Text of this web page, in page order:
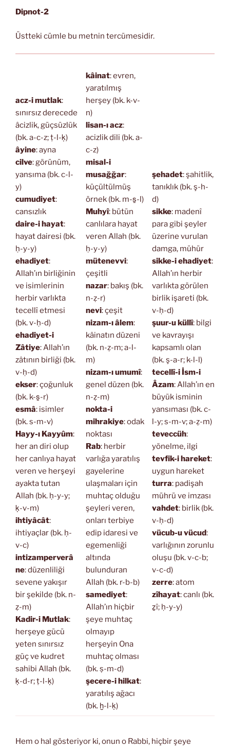
Dipnot-2
Üstteki cümle bu metnin tercümesidir.
acz-i mutlak:
sınırsız derecede
âcizlik, güçsüzlük
(bk. a-c-z; ṭ-l-ḳ)
âyine: ayna
cilve: görünüm,
yansıma (bk. c-l-
y)
cumudiyet:
cansızlık
daire-i hayat:
hayat dairesi (bk.
ḥ-y-y)
ehadiyet:
Allah’ın birliğinin
ve isimlerinin
herbir varlıkta
tecellî etmesi
(bk. v-ḥ-d)
ehadiyet-i
Zâtiye: Allah’ın
zâtının birliği (bk.
v-ḥ-d)
ekser: çoğunluk
(bk. k-s̱-r)
esmâ: isimler
(bk. s-m-v)
Hayy-ı Kayyûm:
her an diri olup
her canlıya hayat
veren ve herşeyi
ayakta tutan
Allah (bk. ḥ-y-y;
ḳ-v-m)
ihtiyâcât:
ihtiyaçlar (bk. ḥ-
v-c)
intizamperverâ
ne: düzenliliği
sevene yakışır
bir şekilde (bk. n-
ẓ-m)
Kadir-i Mutlak:
herşeye gücü
yeten sınırsız
güç ve kudret
sahibi Allah (bk.
ḳ-d-r; ṭ-l-ḳ)
kâinat: evren,
yaratılmış
herşey (bk. k-v-
n)
lisan-ı acz:
acizlik dili (bk. a-
c-z)
misal-i
musağğar:
küçültülmüş
örnek (bk. m-s̱-l)
Muhyî: bütün
canlılara hayat
veren Allah (bk.
ḥ-y-y)
mütenevvi:
çeşitli
nazar: bakış (bk.
n-ẓ-r)
nevi: çeşit
nizam-ı âlem:
kâinatın düzeni
(bk. n-ẓ-m; a-l-
m)
nizam-ı umumî:
genel düzen (bk.
n-ẓ-m)
nokta-i
mihrakiye: odak
noktası
Rab: herbir
varlığa yaratılış
gayelerine
ulaşmaları için
muhtaç olduğu
şeyleri veren,
onları terbiye
edip idaresi ve
egemenliği
altında
bulunduran
Allah (bk. r-b-b)
samediyet:
Allah’ın hiçbir
şeye muhtaç
olmayıp
herşeyin Ona
muhtaç olması
(bk. ṣ-m-d)
şecere-i hilkat:
yaratılış ağacı
(bk. ḫ-l-ḳ)
şehadet: şahitlik,
tanıklık (bk. ş-h-
d)
sikke: madenî
para gibi şeyler
üzerine vurulan
damga, mühür
sikke-i ehadiyet:
Allah’ın herbir
varlıkta görülen
birlik işareti (bk.
v-ḥ-d)
şuur-u küllî: bilgi
ve kavrayışı
kapsamlı olan
(bk. ş-a-r; k-l-l)
tecellî-i İsm-i
Âzam: Allah’ın en
büyük isminin
yansıması (bk. c-
l-y; s-m-v; a-ẓ-m)
teveccüh:
yönelme, ilgi
tevfik-i hareket:
uygun hareket
turra: padişah
mührü ve imzası
vahdet: birlik (bk.
v-ḥ-d)
vücub-u vücud:
varlığının zorunlu
oluşu (bk. v-c-b;
v-c-d)
zerre: atom
zîhayat: canlı (bk.
ẕî; ḥ-y-y)
Hem o hal gösteriyor ki, onun o Rabbi, hiçbir şeye